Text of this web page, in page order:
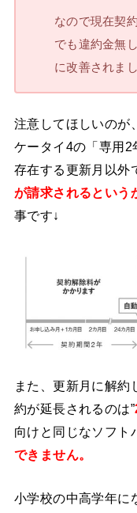
なので現在契
でも違約金無
に改善されまし
注意してほしいのが
ケータイ4の「専用2
存在する更新月以外
が請求されるという
事です↓
また、更新月に解約
約が延長されるのは”
向けと同じなソフト
できません。
小学校の中高学年に